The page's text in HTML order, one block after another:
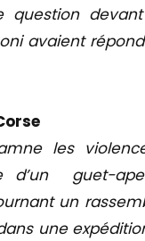
avaient
les
d’un guet-
un
une